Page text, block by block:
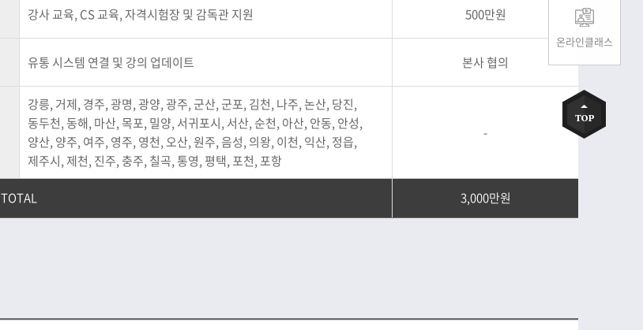
온라인클래스
강사 교육, CS 교육, 자격시험장 및 감독관 지원 500만원
유통 시스템 연결 및 강의 업데이트 본사 협의
강릉, 거제, 경주, 광명, 광양, 광주, 군산, 군포, 김천, 나주, 논산, 당진,
동두천, 동해, 마산, 목포, 밀양, 서귀포시, 서산, 순천, 아산, 안동, 안성,
양산, 양주, 여주, 영주, 영천, 오산, 원주, 음성, 의왕, 이천, 익산, 정읍,
제주시, 제천, 진주, 충주, 칠곡, 통영, 평택, 포천, 포항
-
TOTAL 3,000만원